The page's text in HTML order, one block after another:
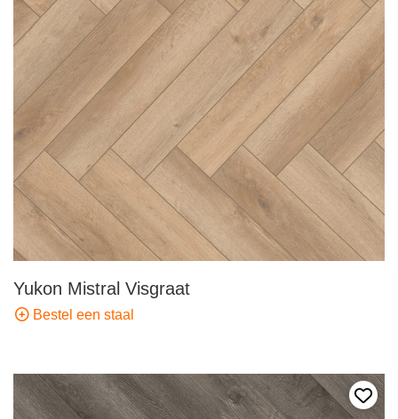
Yukon Mistral Visgraat
Bestel een staal
Voeg